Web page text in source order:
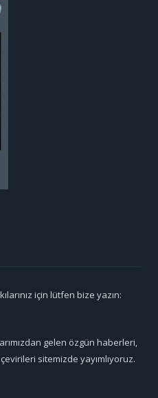
için lütfen bize yazın:
gelen özgün haberleri,
sitemizde yayımlıyoruz.